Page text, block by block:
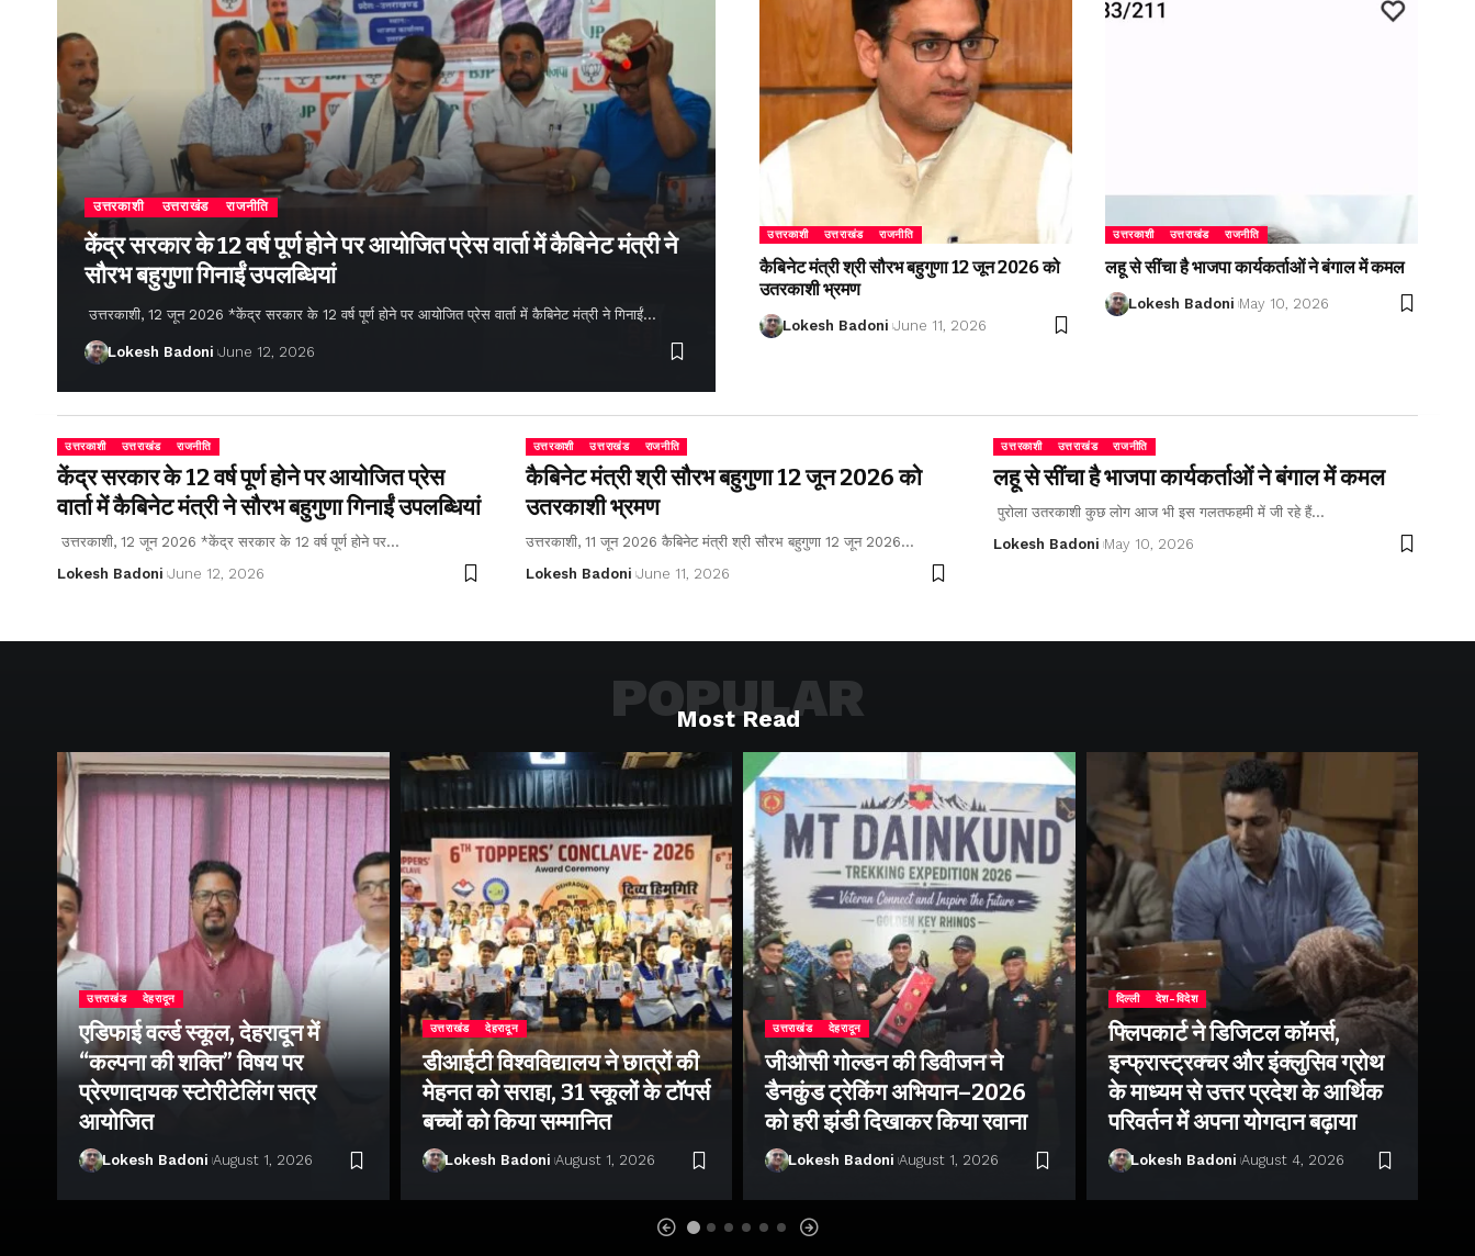
उत्तरकाशी उत्तराखंड राजनीति
केंद्र सरकार के 12 वर्ष पूर्ण होने पर आयोजित प्रेस वार्ता में कैबिनेट मंत्री ने
सौरभ बहुगुणा गिनाईं उपलब्धियां
उत्तरकाशी, 12 जून 2026 *केंद्र सरकार के 12 वर्ष पूर्ण होने पर आयोजित प्रेस वार्ता में कैबिनेट मंत्री ने गिनाईं…
Lokesh Badoni June 12, 2026
उत्तरकाशी उत्तराखंड राजनीति
कैबिनेट मंत्री श्री सौरभ बहुगुणा 12 जून 2026 को
उतरकाशी भ्रमण
Lokesh Badoni June 11, 2026
उत्तरकाशी उत्तराखंड राजनीति
लहू से सींचा है भाजपा कार्यकर्ताओं ने बंगाल में कमल
Lokesh Badoni May 10, 2026
उत्तरकाशी उत्तराखंड राजनीति
केंद्र सरकार के 12 वर्ष पूर्ण होने पर आयोजित प्रेस
वार्ता में कैबिनेट मंत्री ने सौरभ बहुगुणा गिनाईं उपलब्धियां
उत्तरकाशी, 12 जून 2026 *केंद्र सरकार के 12 वर्ष पूर्ण होने पर…
Lokesh Badoni June 12, 2026
उत्तरकाशी उत्तराखंड राजनीति
कैबिनेट मंत्री श्री सौरभ बहुगुणा 12 जून 2026 को
उतरकाशी भ्रमण
उत्तरकाशी, 11 जून 2026 कैबिनेट मंत्री श्री सौरभ बहुगुणा 12 जून 2026…
Lokesh Badoni June 11, 2026
उत्तरकाशी उत्तराखंड राजनीति
लहू से सींचा है भाजपा कार्यकर्ताओं ने बंगाल में कमल
पुरोला उतरकाशी कुछ लोग आज भी इस गलतफहमी में जी रहे हैं…
Lokesh Badoni May 10, 2026
Most Read
POPULAR
उत्तराखंड देहरादून
एडिफाई वर्ल्ड स्कूल, देहरादून में
“कल्पना की शक्ति” विषय पर
प्रेरणादायक स्टोरीटेलिंग सत्र
आयोजित
Lokesh Badoni August 1, 2026
उत्तराखंड देहरादून
डीआईटी विश्वविद्यालय ने छात्रों की
मेहनत को सराहा, 31 स्कूलों के टॉपर्स
बच्चों को किया सम्मानित
Lokesh Badoni August 1, 2026
उत्तराखंड देहरादून
जीओसी गोल्डन की डिवीजन ने
डैनकुंड ट्रेकिंग अभियान–2026
को हरी झंडी दिखाकर किया रवाना
Lokesh Badoni August 1, 2026
दिल्ली देश-विदेश
फ्लिपकार्ट ने डिजिटल कॉमर्स,
इन्फ्रास्ट्रक्चर और इंक्लुसिव ग्रोथ
के माध्यम से उत्तर प्रदेश के आर्थिक
परिवर्तन में अपना योगदान बढ़ाया
Lokesh Badoni August 4, 2026